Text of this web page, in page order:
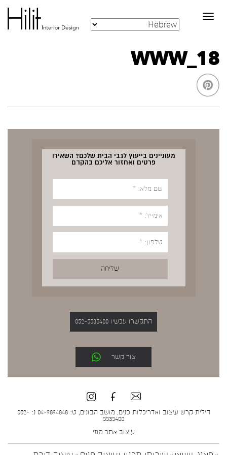
Toggle
navigation
WWW_18
מעוניינים בייעוץ לגבי הבית שלכם? השאירו
פרטים ואחזור אליכם בהקדם
התקשרו עכשיו 052-5535400
צור קשר
הילית קרש עיצוב ואדריכלות פנים, מושב הבונים, ט: 04-9894848 נ: 052-
5535400
עיצוב אתר מוזי